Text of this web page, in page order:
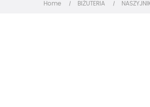
Home BIŻUTERIA